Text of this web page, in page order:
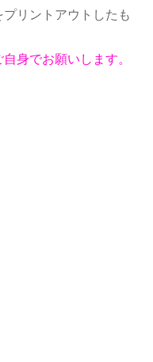
ントアウトしたも
身でお願いします。